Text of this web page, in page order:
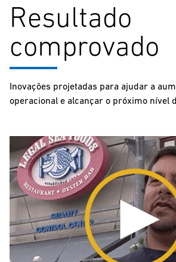
Resultado
comprovado
Inovações projetadas para ajudar a
operacional e alcançar o próximo nível